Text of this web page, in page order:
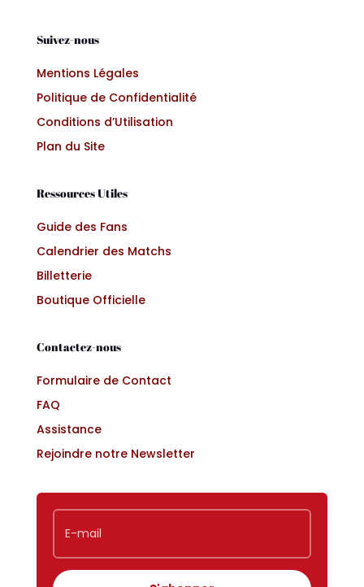
Suivez-nous
Mentions Légales
Politique de Confidentialité
Conditions d’Utilisation
Plan du Site
Ressources Utiles
Guide des Fans
Calendrier des Matchs
Billetterie
Boutique Officielle
Contactez-nous
Formulaire de Contact
FAQ
Assistance
Rejoindre notre Newsletter